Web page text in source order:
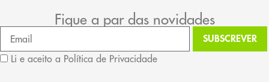
Fique a par das novidades
Li e aceito a Política de Privacidade